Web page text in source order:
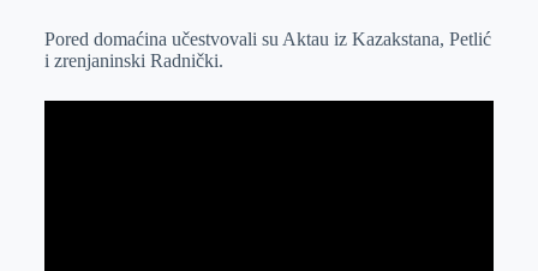
p
Pored domaćina učestvovali su Aktau iz Kazakstana, Petlić
i zrenjaninski Radnički.